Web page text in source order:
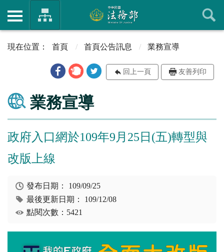
首頁 首頁公告訊息 業務宣導
回上一頁 友善列印
業務宣導
政府入口網於109年9月25日(五)轉型與
改版上線
發布日期： 109/09/25
最後更新日期： 109/12/08
點閱次數：5421